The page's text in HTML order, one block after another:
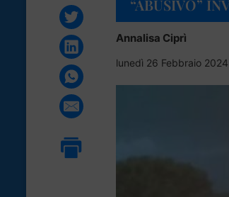
“ABUSIVO”
Annalisa Ciprì
lunedì 26 Febbraio 2024